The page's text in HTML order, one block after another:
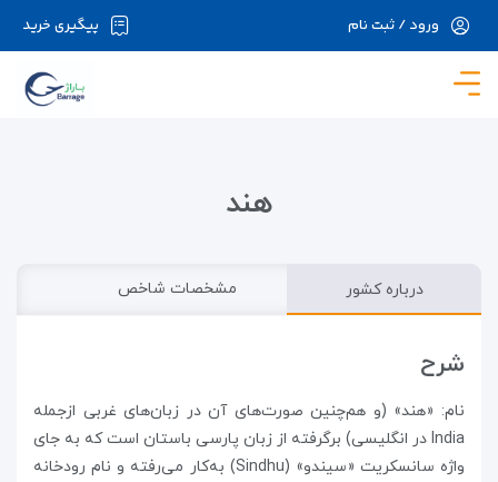
در حال حاضر ارتباط با سرور قطع می باشد لطفا
پیگیری خرید ورود / ثبت نام
هند
درباره کشور مشخصات شاخص
شرح
نام: «هند» (و هم‌چنین صورت‌های آن در زبان‌های غربی ازجمله
India در انگلیسی) برگرفته از زبان پارسی باستان است که به جای
واژه سانسکریت «سیندو» (Sindhu) به‌کار می‌رفته و نام رودخانه